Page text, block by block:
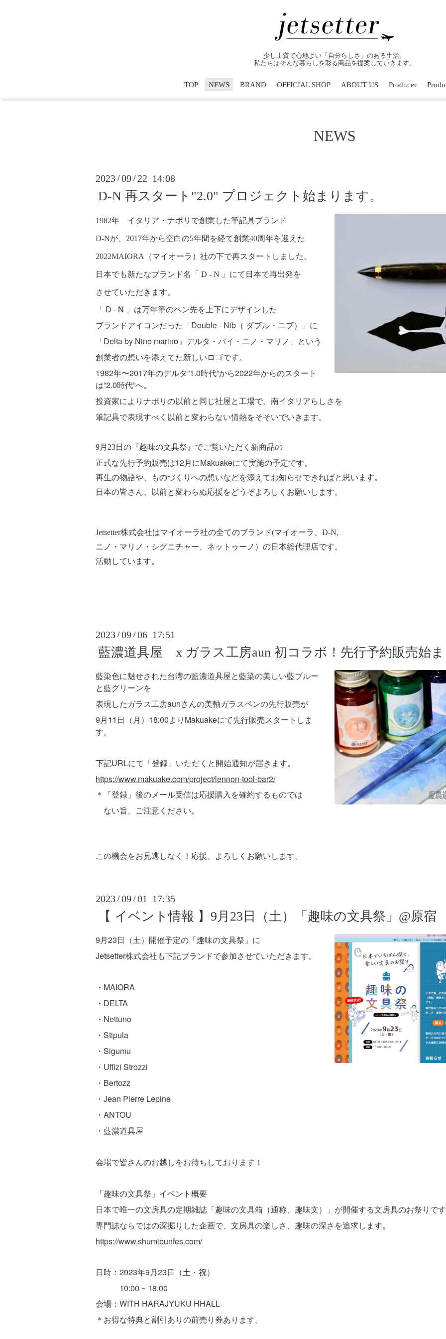
少し上質で心地よい「自分らしさ」のある生活。
私たちはそんな暮らしを彩る商品を提案していきます。
TOP NEWS BRAND OFFICIAL SHOP ABOUT US Producer
NEWS
2023 /09 / 22 14:08
D-N 再スタート"2.0" プロジェクト始まります。
1982年 イタリア・ナポリで創業した筆記具ブランド
D-Nが、2017年から空白の5年間を経て創業40周年を迎えた
2022MAIORA（マイオーラ）社の下で再スタートしました。
日本でも新たなブランド名「 D - N 」にて日本で再出発を
させていただきます。
「 D - N 」は万年筆のペン先を上下にデザインした
ブランドアイコンだった「Double - Nib（ ダブル・ニブ）」に
「Delta by Nino marino」デルタ・バイ・ニノ・マリノ」という
創業者の想いを添えてた新しいロゴです。
1982年〜2017年のデルタ”1.0時代”から2022年からのスタート
は”2.0時代”へ。
投資家によりナポリの以前と同じ社屋と工場で、南イタリアらしさを
筆記具で表現すべく以前と変わらない情熱をそそいでいきます。
9月23日の『趣味の文具祭』でご覧いただく新商品の
正式な先行予約販売は12月にMakuakeにて実施の予定です。
再生の物語や、ものづくりへの想いなどを添えてお知らせできればと思います。
日本の皆さん、以前と変わらぬ応援をどうぞよろしくお願いします。
Jetsetter株式会社はマイオーラ社の全てのブランド(マイオーラ、D-N,
ニノ・マリノ・シグニチャー、ネットゥーノ）の日本総代理店です。
活動しています。
2023 /09 /06 17:51
藍濃道具屋 x ガラス工房aun 初コラボ！先行予約販売始ま
藍染色に魅せされた台湾の藍濃道具屋と藍染の美しい藍ブルー
と藍グリーンを
表現したガラス工房aunさんの美軸ガラスペンの先行販売が
9月11日（月）18:00よりMakuakeにて先行販売スタートしま
す。
下記URLにて「登録」いただくと開始通知が届きます。
https://www.makuake.com/project/lennon-tool-bar2/
＊「登録」後のメール受信は応援購入を確約するものでは
ない旨、ご注意ください。
この機会をお見逃しなく！応援、よろしくお願いします。
2023 /09 /01 17:35
【 イベント情報 】9月23日（土）「趣味の文具祭」@原宿
9月23日（土）開催予定の「趣味の文具祭」に
Jetsetter株式会社も下記ブランドで参加させていただきます。
・MAIORA
・DELTA
・Nettuno
・Stipula
・Sigumu
・Uffizi Strozzi
・Bertozz
・Jean Pierre Lepine
・ANTOU
・藍濃道具屋
会場で皆さんのお越しをお待ちしております！
「趣味の文具祭」イベント概要
日本で唯一の文房具の定期雑誌「趣味の文具箱（通称、趣味文）」が開催する文房具のお祭りです
専門誌ならではの深掘りした企画で、文房具の楽しさ、趣味の深さを追求します。
https://www.shumibunfes.com/
日時：2023年9月23日（土・祝）
10:00 ~ 18:00
会場：WITH HARAJYUKU HHALL
＊お得な特典と割引ありの前売り券あります。